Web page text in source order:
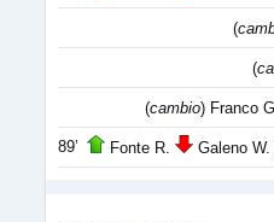
(
(
(cambio) Franco
89’ Fonte R. Galeno W.